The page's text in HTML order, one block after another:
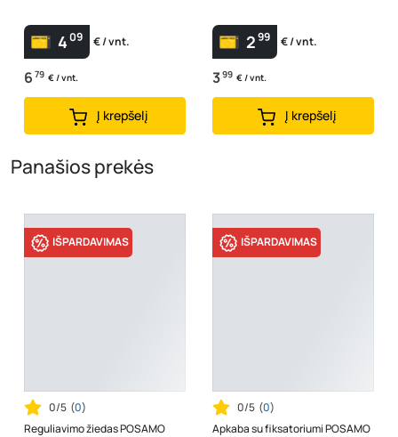
409 € / vnt.
6 79 € / vnt.
Į krepšelį
299 € / vnt.
399 € / vnt.
Į krepšelį
Panašios prekės
IŠPARDAVIMAS
0/5 (0)
Reguliavimo žiedas POSAMO
IŠPARDAVIMAS
0/5 (0)
Apkaba su fiksatoriumi POSAMO